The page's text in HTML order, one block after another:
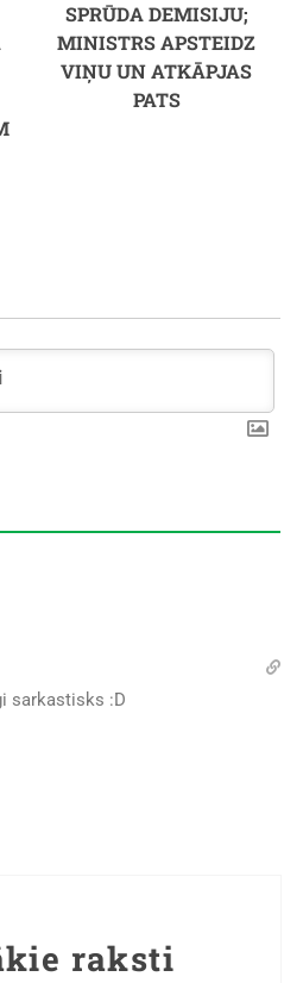
SPRŪDA DEMISIJU;
MINISTRS APSTEIDZ
VIŅU UN ATKĀPJAS
PATS
sarkastisks :D
raksti